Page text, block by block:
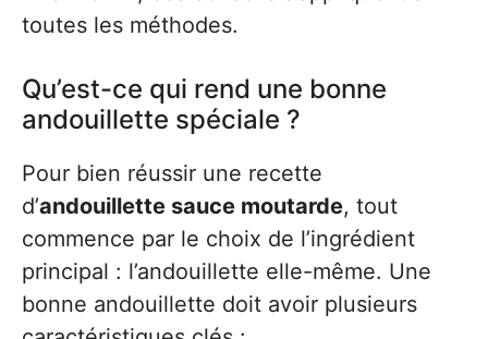
toutes les méthodes.
Qu’est-ce qui rend une bonne
andouillette spéciale ?
Pour bien réussir une recette
d’andouillette sauce moutarde, tout
commence par le choix de l’ingrédient
principal : l’andouillette elle-même. Une
bonne andouillette doit avoir plusieurs